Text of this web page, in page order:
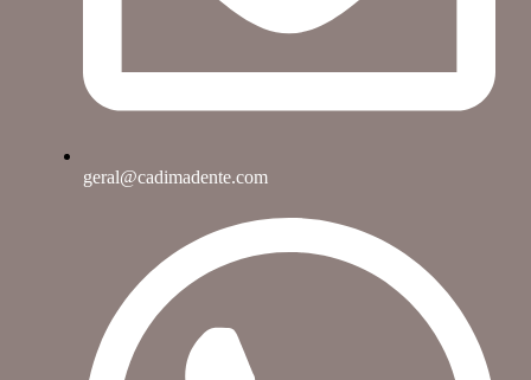
geral@cadimadente.com